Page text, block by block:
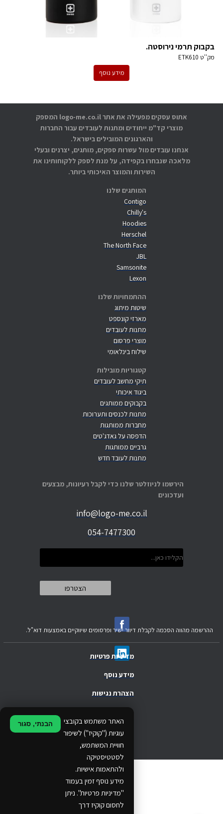
בקבוק תרמי נירוסטה.
מק''ט ETK610
מידע נוסף
המותגים שלנו
Contigo
Chilly's
Hoodies
Herschel
The North Face
JBL
Samsonite
Lexon
ההתמחויות שלנו
שיטות מיתוג
מארזי קונספט
מתנות לעובדים
מוצרי פרסום
שילוח בינלאומי
קטגוריות מובילות
תיקי מחשב לעובדים
ביגוד איכותי
בקבוקים ממותגים
מתנות לכנסים ותערוכות
מחברות ממותגות
הדפסה על גאדג'טים
גרביים ממותגות
מתנות לעובד חדש
אתוס עסקים מפעילה את אתר logo-me.co.il המספק
מוצרי קד"מ ייחודים ומתנות לעובדים עבור החברות
והארגונים המובילים בישראל.
אנחנו עובדים מול עשרות ספקים, מותגים, יצרנים ובעלי
מלאכה שנבחרו בקפידה, על מנת לספק ללקוחותינו את
השירות והמוצר האיכותי ביותר.
הירשמו לניוזלטר שלנו כדי לקבל רעיונות, מבצעים
ועדכונים
info@logo-me.co.il
054-7477300
מדיניות פרטיות
האתר משתמש בקובצי
עוגיות ("קוקיז") לשיפור
חוויית המשתמש,
לסטטיסטיקה
ולהתאמות אישיות.
מידע נוסף זמין בעמוד
"מדיניות פרטיות". ניתן
לחסום קוקיז דרך
הבנתי, סגור
מידע נוסף
.
הצהרת נגישות
ההרשמה מהווה הסכמה לקבלת דיוור ישיר ופרסומים שיווקיים באמצעות דוא"ל.
© 2024 Ethos Business. All rights reserved.
...